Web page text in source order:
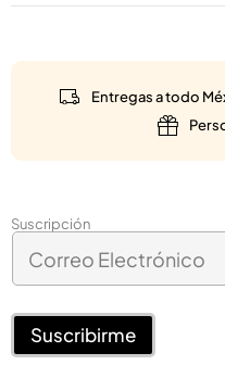
Entregas a todo
Suscripción
E
t
ó
C
r
r
o
Suscribirme